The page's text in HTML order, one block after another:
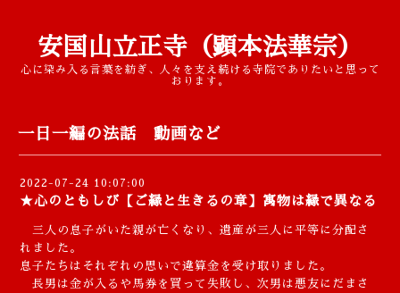
安国山立正寺（顕本法華宗）
心に染み入る言葉を紡ぎ、人々を支え続ける寺院でありたいと思って
おります。
一日一編の法話 動画など
2022-07-24 10:07:00
★心のともしび【ご縁と生きるの章】寓物は縁で異なる
三人の息子がいた親が亡くなり、遺産が三人に平等に分配さ
れました。
息子たちはそれぞれの思いで違算金を受け取りました。
長男は金が入るや馬券を買って失敗し、次男は悪友にだまさ